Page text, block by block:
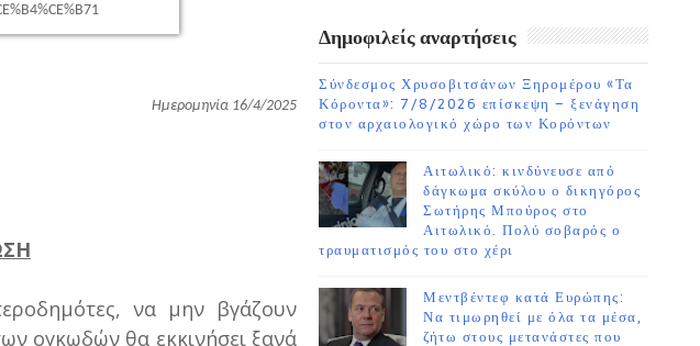
Ημερομηνία 16/4/2025
να μην βγάζουν
ογκωδών θα εκκινήσει ξανά
Δημοφιλείς αναρτήσεις
Σύνδεσμος Χρυσοβιτσάνων Ξηρομέρου «Τα
Κόροντα»: 7/8/2026 επίσκεψη – ξενάγηση
στον αρχαιολογικό χώρο των Κορόντων
Αιτωλικό: κινδύνευσε από
δάγκωμα σκύλου ο δικηγόρος
Σωτήρης Μπούρος στο
Αιτωλικό. Πολύ σοβαρός ο
τραυματισμός του στο χέρι
Μεντβέντεφ κατά Ευρώπης:
Να τιμωρηθεί με όλα τα μέσα,
ζήτω στους μετανάστες που